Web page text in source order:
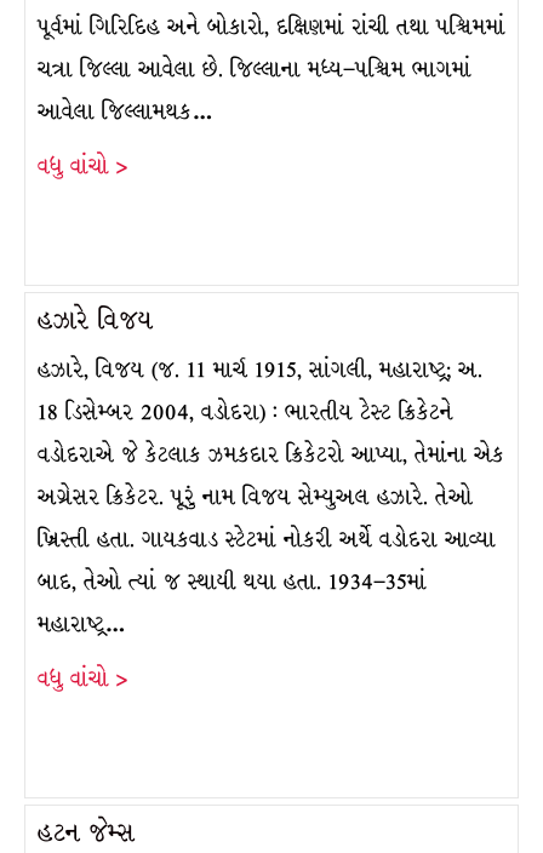
પૂર્વમાં ગિરિદિહ અને બોકારો, દક્ષિણમાં રાંચી તથા પશ્ચિમમાં
ચત્રા જિલ્લા આવેલા છે. જિલ્લાના મધ્ય–પશ્ચિમ ભાગમાં
આવેલા જિલ્લામથક…
વધુ વાંચો >
હઝારે વિજય
હઝારે, વિજય (જ. 11 માર્ચ 1915, સાંગલી, મહારાષ્ટ્ર; અ.
18 ડિસેમ્બર 2004, વડોદરા) : ભારતીય ટેસ્ટ ક્રિકેટને
વડોદરાએ જે કેટલાક ઝમકદાર ક્રિકેટરો આપ્યા, તેમાંના એક
અગ્રેસર ક્રિકેટર. પૂરું નામ વિજય સેમ્યુઅલ હઝારે. તેઓ
ખ્રિસ્તી હતા. ગાયકવાડ સ્ટેટમાં નોકરી અર્થે વડોદરા આવ્યા
બાદ, તેઓ ત્યાં જ સ્થાયી થયા હતા. 1934–35માં
મહારાષ્ટ્ર…
વધુ વાંચો >
હટન જેમ્સ